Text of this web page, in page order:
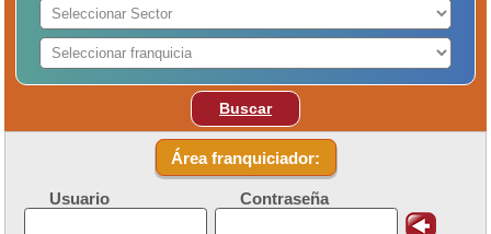
Buscar
Área franquiciador:
Usuario Contraseña